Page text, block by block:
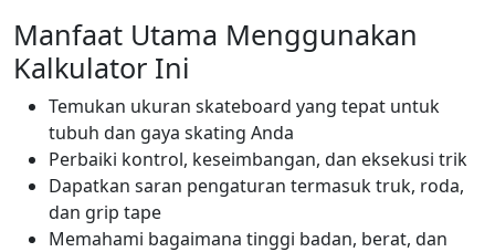
Manfaat Utama Menggunakan
Kalkulator Ini
Temukan ukuran skateboard yang tepat untuk
tubuh dan gaya skating Anda
Perbaiki kontrol, keseimbangan, dan eksekusi trik
Dapatkan saran pengaturan termasuk truk, roda,
dan grip tape
Memahami bagaimana tinggi badan, berat, dan